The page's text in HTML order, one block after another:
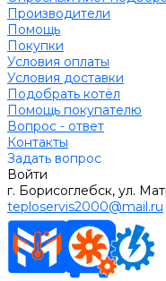
Производители
Помощь
Покупки
Условия оплаты
Условия доставки
Подобрать котёл
Помощь покупателю
Вопрос - ответ
Контакты
Задать вопрос
Войти
г. Борисоглебск, ул.
teploservis2000@mail.ru